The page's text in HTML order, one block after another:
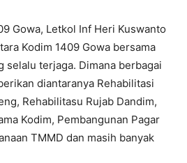
Gowa, Letkol Inf Heri Kuswanto
Kodim 1409 Gowa bersama
selalu terjaga. Dimana berbagai
diantaranya Rehabilitasi
Rehabilitasu Rujab Dandim,
Kodim, Pembangunan Pagar
TMMD dan masih banyak